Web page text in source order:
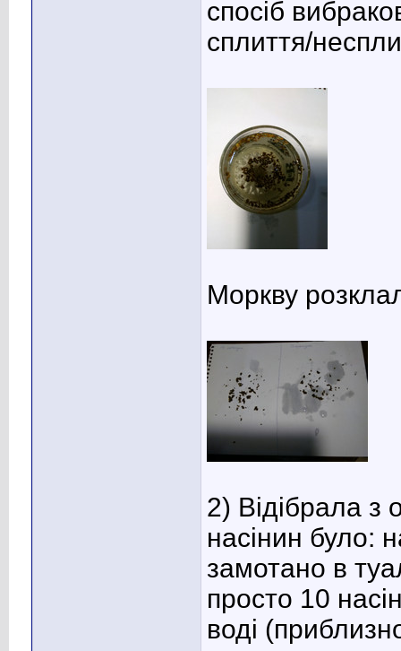
спосіб
сплиття/
Моркву
2) Відібрала з
насінин було:
замотано в
просто 10
воді